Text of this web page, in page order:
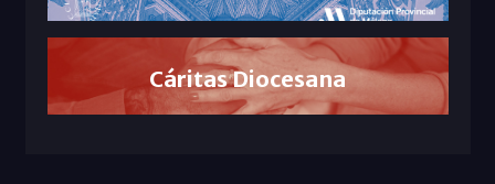
Cáritas Diocesana